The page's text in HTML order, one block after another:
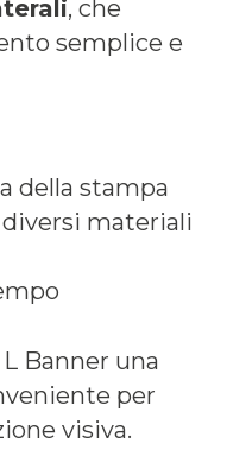
, che
semplice e
della stampa
materiali
Banner una
per
visiva.